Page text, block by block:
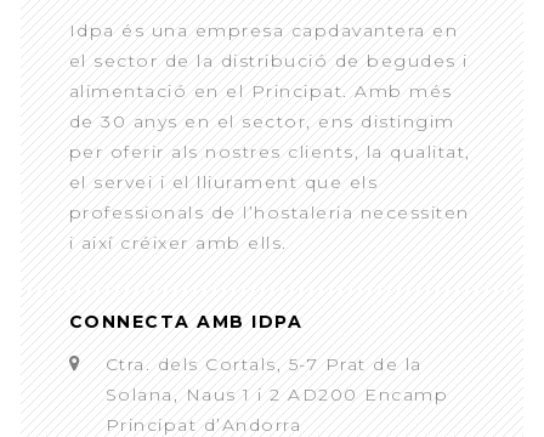
Idpa és una empresa capdavantera en
el sector de la distribució de begudes i
alimentació en el Principat. Amb més
de 30 anys en el sector, ens distingim
per oferir als nostres clients, la qualitat,
el servei i el lliurament que els
professionals de l’hostaleria necessiten
i així créixer amb ells.
CONNECTA AMB IDPA
Ctra. dels Cortals, 5-7 Prat de la
Solana, Naus 1 i 2 AD200 Encamp
Principat d’Andorra